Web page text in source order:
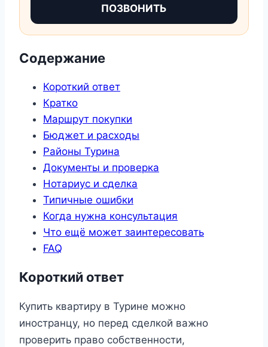
ПОЗВОНИТЬ
Содержание
Короткий ответ
Кратко
Маршрут покупки
Бюджет и расходы
Районы Турина
Документы и проверка
Нотариус и сделка
Типичные ошибки
Когда нужна консультация
Что ещё может заинтересовать
FAQ
Короткий ответ
Купить квартиру в Турине можно
иностранцу, но перед сделкой важно
проверить право собственности,